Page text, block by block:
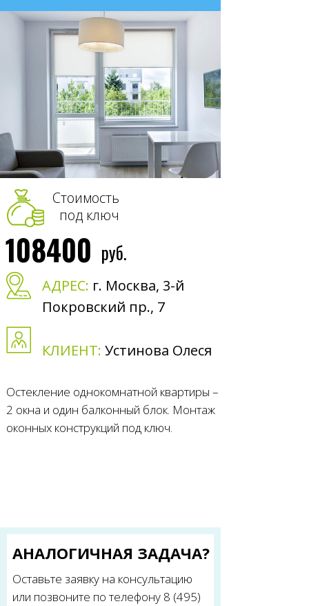
АДРЕС: г. Москва, 3-й
Покровский пр., 7
КЛИЕНТ: Устинова Олеся
АНАЛОГИЧНАЯ ЗАДАЧА?
Остекление однокомнатной квартиры –
2 окна и один балконный блок. Монтаж
оконных конструкций под ключ.
Оставьте заявку на консультацию
или позвоните по телефону 8 (495)
Стоимость
под ключ
108400 руб.